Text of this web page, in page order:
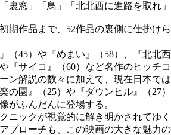
裏窓」「鳥」「北北西に進路を取れ」
期作品まで、52作品の裏側に仕掛けら
（45）や『めまい』（58）、『北北西
『サイコ』（60）など名作のヒッチコ
ン解説の数々に加えて、現在日本では
の園』（25）や『ダウンヒル』（27）
がふんだんに登場する。
ニックが視覚的に解き明かされてゆく
プローチも、この映画の大きな魅力の